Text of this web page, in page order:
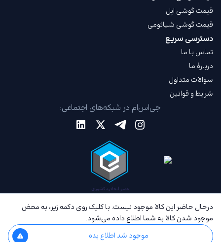
درحال حاضر این کالا موجود نیست. با کلیک روی دکمه زیر، به محض
موجود شدن کالا به شما اطلاع داده می‌شود.
موجود شد اطلاع بده
قیمت گوشی اپل
قیمت گوشی شیائومی
دسترسی سریع
تماس با ما
دربارهٔ ما
سوالات متداول
شرایط و قوانین
جی‌اس‌ام در شبکه‌های اجتماعی: